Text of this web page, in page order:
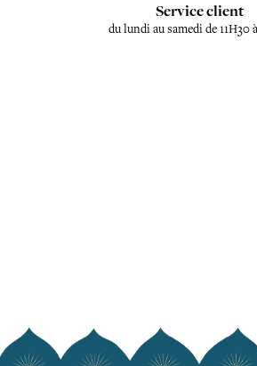
Service client
du lundi au samedi de 11H30